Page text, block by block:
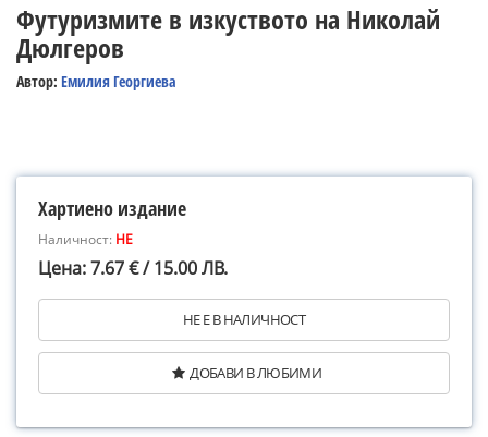
Футуризмите в изкуството на Николай
Дюлгеров
Автор: Емилия Георгиева
Хартиено издание
Наличност: НЕ
Цена: 7.67 € / 15.00 ЛВ.
НЕ Е В НАЛИЧНОСТ
ДОБАВИ В ЛЮБИМИ